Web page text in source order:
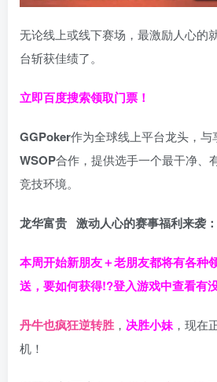
无论线上或线下赛场，最激励人心的
台斩获佳绩了。
立即百度搜索领取门票！
GGPoker作为全球线上平台龙头，与
WSOP合作，提供选手一个最干净、
竞技环境。
龙华富贵 激动人心的赛事福利来袭：
本周开始新朋友＋老朋友都将有各种
送，要如何获得!?登入游戏中查看有
丹牛也疯狂逆转胜 ， 决胜小妹 ，现在
机！